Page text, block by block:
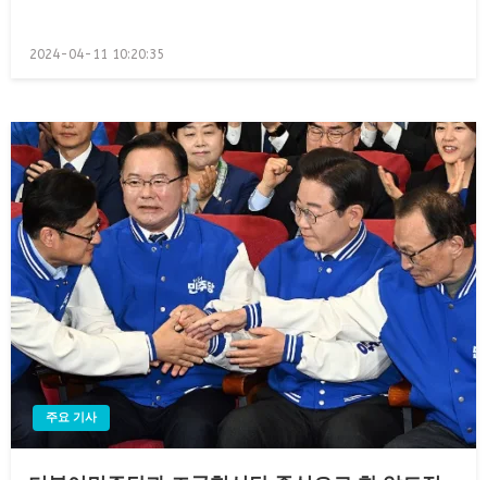
Posted
2024-04-11 10:20:35
주요 기사